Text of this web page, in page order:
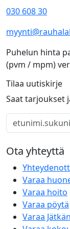
030 608 30
Puhelun hinta
(pvm / mpm)
Tilaa uutiskirje
Saat tarjoukset
Ota yhteyttä
Varaa
Varaa hoito
Varaa pöytä
Varaa